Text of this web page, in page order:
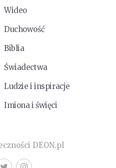
Wideo
Duchowość
Biblia
Świadectwa
Ludzie i inspiracje
Imiona i święci
DEON.pl